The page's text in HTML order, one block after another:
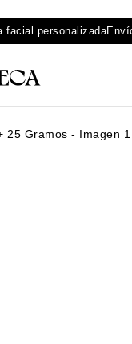
personalizadaEnvíos